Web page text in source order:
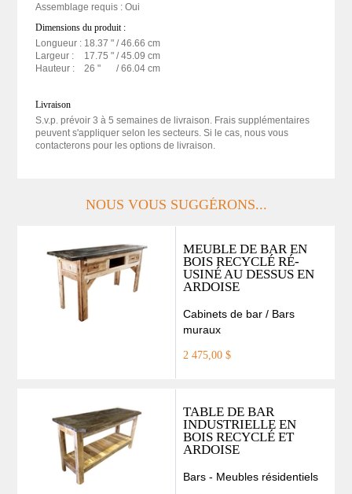
Assemblage requis : Oui
Dimensions du produit :
Longueur : 18.37 "/ 46.66 cm
Largeur :
17.75 "/ 45.09 cm
Hauteur :
26 " / 66.04 cm
Livraison
S.v.p. prévoir 3 à 5 semaines de livraison. Frais supplémentaires
peuvent s'appliquer selon les secteurs. Si le cas, nous vous
contacterons pour les options de livraison.
NOUS VOUS SUGGÉRONS...
MEUBLE DE BAR EN
BOIS RECYCLÉ RÉ-
USINÉ AU DESSUS EN
ARDOISE
Cabinets de bar / Bars
muraux
2 475,00 $
TABLE DE BAR
INDUSTRIELLE EN
BOIS RECYCLÉ ET
ARDOISE
Bars - Meubles résidentiels